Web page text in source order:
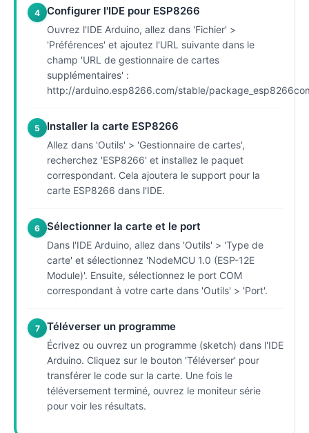
4 Configurer l'IDE pour ESP8266
Ouvrez l'IDE Arduino, allez dans 'Fichier' >
'Préférences' et ajoutez l'URL suivante dans le
champ 'URL de gestionnaire de cartes
supplémentaires' :
http://arduino.esp8266.com/stable/
5 Installer la carte ESP8266
Allez dans 'Outils' > 'Gestionnaire de cartes',
recherchez 'ESP8266' et installez le paquet
correspondant. Cela ajoutera le support pour la
carte ESP8266 dans l'IDE.
6 Sélectionner la carte et le port
Dans l'IDE Arduino, allez dans 'Outils' > 'Type de
carte' et sélectionnez 'NodeMCU 1.0 (ESP-12E
Module)'. Ensuite, sélectionnez le port COM
correspondant à votre carte dans 'Outils' > 'Port'.
7 Téléverser un programme
Écrivez ou ouvrez un programme (sketch) dans l'IDE
Arduino. Cliquez sur le bouton 'Téléverser' pour
transférer le code sur la carte. Une fois le
téléversement terminé, ouvrez le moniteur série
pour voir les résultats.